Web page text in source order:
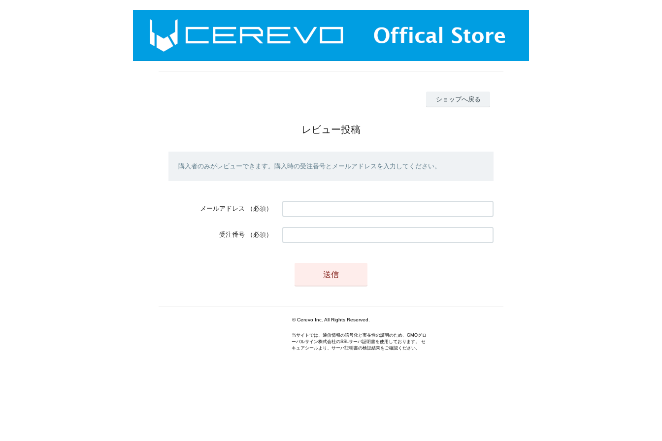
ショップへ戻る
レビュー投稿
購入者のみがレビューできます。購入時の受注番号とメールアドレスを入力してください。
メールアドレス （必須）
受注番号 （必須）
© Cerevo Inc. All Rights Reserved.
当サイトでは、通信情報の暗号化と実在性の証明のため、GMOグロ
ーバルサイン株式会社のSSLサーバ証明書を使用しております。 セ
キュアシールより、サーバ証明書の検証結果をご確認ください。